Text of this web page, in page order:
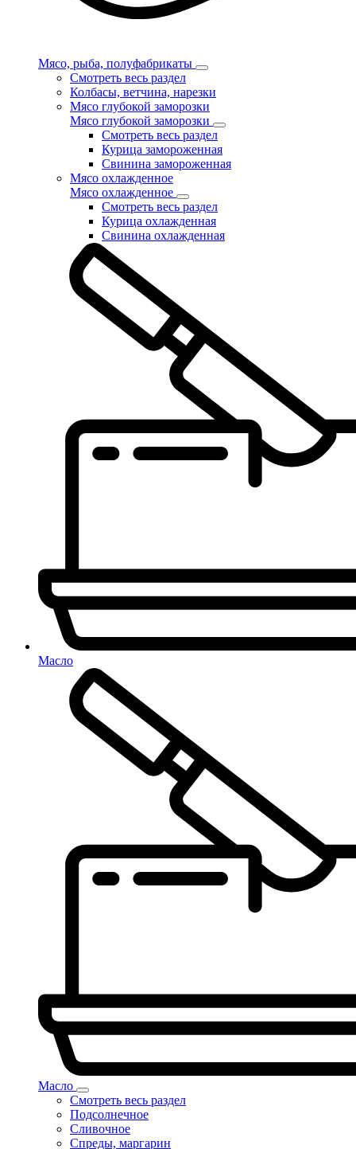
Мясо, рыба, полуфабрикаты
Смотреть весь раздел
Колбасы, ветчина, нарезки
Мясо глубокой заморозки
Мясо глубокой заморозки
Смотреть весь раздел
Курица замороженная
Свинина замороженная
Мясо охлажденное
Мясо охлажденное
Смотреть весь раздел
Курица охлажденная
Свинина охлажденная
Масло
Масло
Смотреть весь раздел
Подсолнечное
Сливочное
Спреды, маргарин